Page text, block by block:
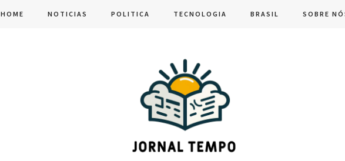
HOME NOTICIAS POLITICA TECNOLOGIA BRASIL SOBRE